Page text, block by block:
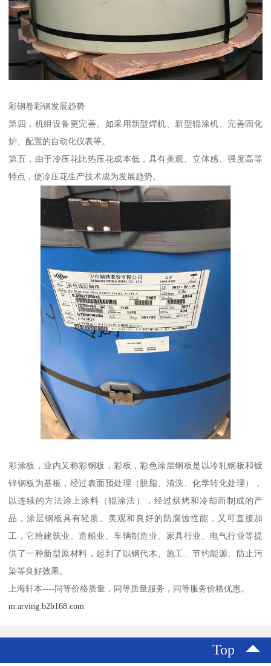
彩钢卷彩钢发展趋势
第四，机组设备更完善。如采用新型焊机、新型辊涂机、完善固化
炉、配置的自动化仪表等。
第五，由于冷压花比热压花成本低，具有美观、立体感、强度高等
特点，使冷压花生产技术成为发展趋势。
彩涂板，业内又称彩钢板，彩板，彩色涂层钢板是以冷轧钢板和镀
锌钢板为基板，经过表面预处理（脱脂、清洗、化学转化处理），
以连续的方法涂上涂料（辊涂法），经过烘烤和冷却而制成的产
品，涂层钢板具有轻质、美观和良好的防腐蚀性能，又可直接加
工，它给建筑业、造船业、车辆制造业、家具行业、电气行业等提
供了一种新型原材料，起到了以钢代木、施工、节约能源、防止污
染等良好效果。
上海轩本----同等价格质量，同等质量服务，同等服务价格优惠。
m.arving.b2b168.com
Top